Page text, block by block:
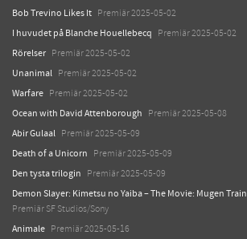
Bob Trevino Likes It Premiär 2025-05-02
I huvudet på Blanche Houellebecq Premiär 2025-05-02
Rörelser Premiär 2025-05-02
Unanimal Premiär 2025-05-02
Warfare Premiär 2025-05-02
Ocean with David Attenborough Premiär 2025-05-08
Abir Gulaal Premiär 2025-05-09
Death of a Unicorn Premiär 2025-05-09
Den tysta trilogin Premiär 2025-05-09
Demon Slayer: Kimetsu no Yaiba – The Movie: Mugen Train
Premiär SF Studios/Sony
Animale Premiär 2025-05-16